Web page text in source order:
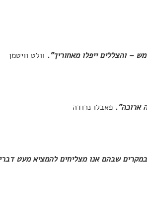
– והצללים ייפלו מאחוריך". וולט וויטמן
ארוכה". פאבלו נרודה
שבהם אנו מצליחים להמציא מעט